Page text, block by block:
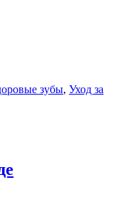
зубы, Уход за